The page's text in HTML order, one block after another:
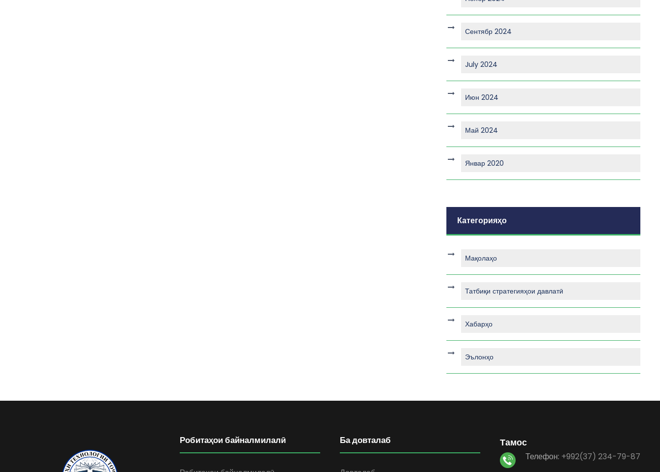
Сентябр 2024
July 2024
Июн 2024
Май 2024
Январ 2020
Категорияҳо
Мақолаҳо
Татбиқи стратегияҳои давлатӣ
Хабарҳо
Эълонҳо
Робитаҳои байналмилалӣ Ба довталаб Тамос
Телефон: +992(37) 234-79-87